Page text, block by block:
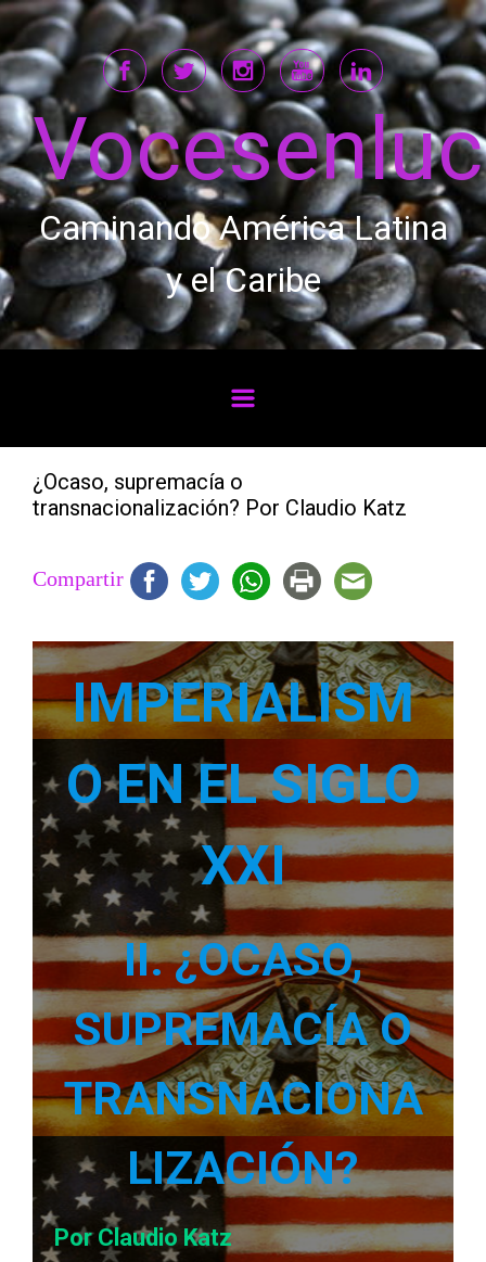
Saltar al contenido principal
Caminando América Latina
y el Caribe
¿Ocaso, supremacía o
transnacionalización? Por Claudio Katz
Compartir
IMPERIALISM
O EN EL SIGLO
XXI
II. ¿OCASO,
SUPREMACÍA O
TRANSNACIONA
LIZACIÓN?
Por Claudio Katz